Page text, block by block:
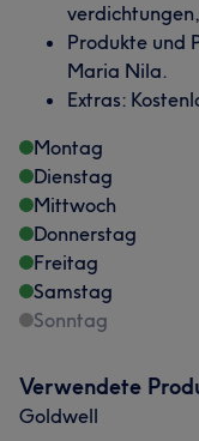
Was unsere
Talentiert
Freundlich
Produkte und
Maria Nila.
Extras:
Montag
Dienstag
Mittwoch
Donnerstag
Freitag
Samstag
Sonntag
Verwendete
Goldwell